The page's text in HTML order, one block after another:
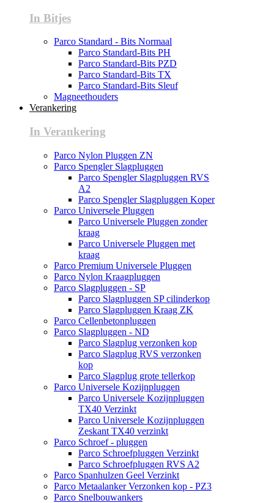
In Bitjes
Parco Standard - Bits Normaal
Parco Standard-Bits PH
Parco Standard-Bits PZD
Parco Standard-Bits TX
Parco Standard-Bits Sleuf
Magneethouders
Verankering
In Verankering
Parco Nylon Pluggen ZN
Parco Spengler Slagpluggen
Parco Spengler Slagpluggen RVS
A2
Parco Spengler Slagpluggen Koper
Parco Universele Pluggen
Parco Universele Pluggen zonder
kraag
Parco Universele Pluggen met
kraag
Parco Premium Universele Pluggen
Parco Nylon Kraagpluggen
Parco Slagpluggen - SP
Parco Slagpluggen SP cilinderkop
Parco Slagpluggen Kraag ZK
Parco Cellenbetonpluggen
Parco Slagpluggen - ND
Parco Slagplug verzonken kop
Parco Slagplug RVS verzonken
kop
Parco Slagplug grote tellerkop
Parco Universele Kozijnpluggen
Parco Universele Kozijnpluggen
TX40 Verzinkt
Parco Universele Kozijnpluggen
Zeskant TX40 verzinkt
Parco Schroef - pluggen
Parco Schroefpluggen Verzinkt
Parco Schroefpluggen RVS A2
Parco Spanhulzen Geel Verzinkt
Parco Metaalanker Verzonken kop - PZ3
Parco Snelbouwankers